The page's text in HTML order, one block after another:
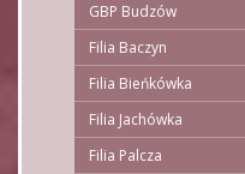
GBP Budzów
Filia Baczyn
Filia Bieńkówka
Filia Jachówka
Filia Palcza